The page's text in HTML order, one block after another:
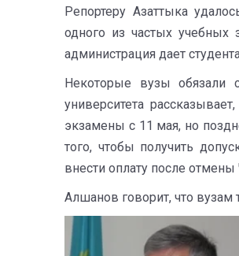
Репортеру Азаттыка
одного из частых учебных
администрация дает
Некоторые вузы обязали
университета
экзамены с 11 мая, но
того, чтобы получить
внести оплату после
Алшанов говорит, что вузам